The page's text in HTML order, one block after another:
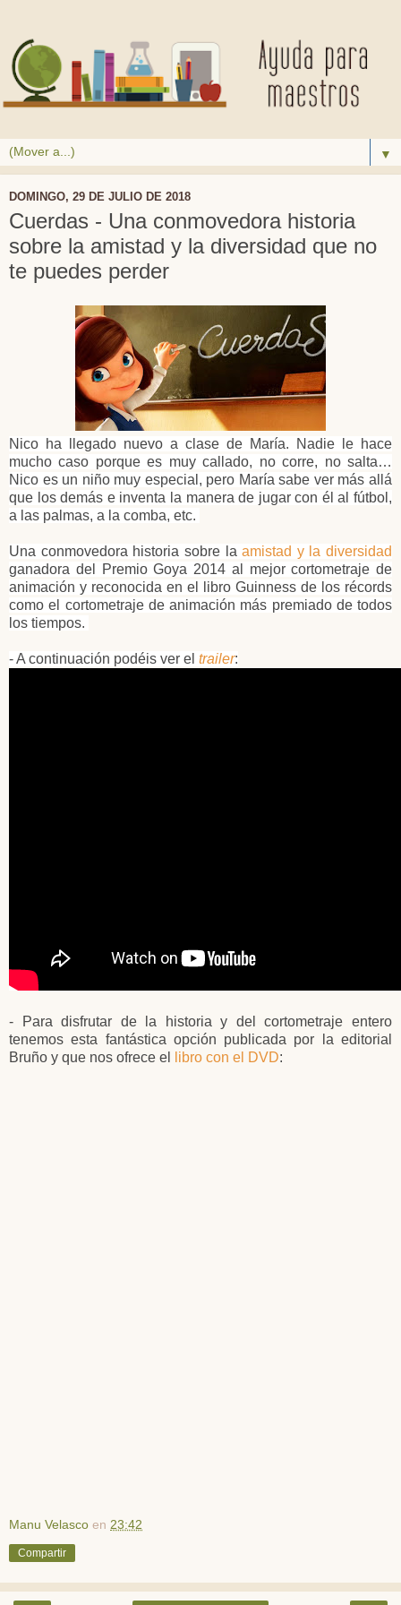
▼
DOMINGO, 29 DE JULIO DE 2018
Cuerdas - Una conmovedora historia
sobre la amistad y la diversidad que no
te puedes perder
Nico ha llegado nuevo a clase de María. Nadie le hace
mucho caso porque es muy callado, no corre, no salta…
Nico es un niño muy especial, pero María sabe ver más allá
que los demás e inventa la manera de jugar con él al fútbol,
a las palmas, a la comba, etc.
Una conmovedora historia sobre laamistad y la diversidad
ganadora del Premio Goya 2014 al mejor cortometraje de
animación y reconocida en el libro Guinness de los récords
como el cortometraje de animación más premiado de todos
los tiempos.
- A continuación podéis ver el trailer:
- Para disfrutar de la historia y del cortometraje entero
tenemos esta fantástica opción publicada por la editorial
Bruño y que nos ofrece el
libro con el DVD:
Manu Velasco en 23:42
Compartir